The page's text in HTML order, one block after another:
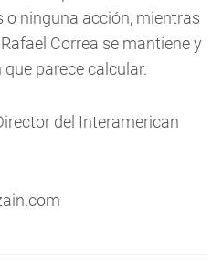
o ninguna acción, mientras
Correa se mantiene y
parece calcular.
del Interamerican